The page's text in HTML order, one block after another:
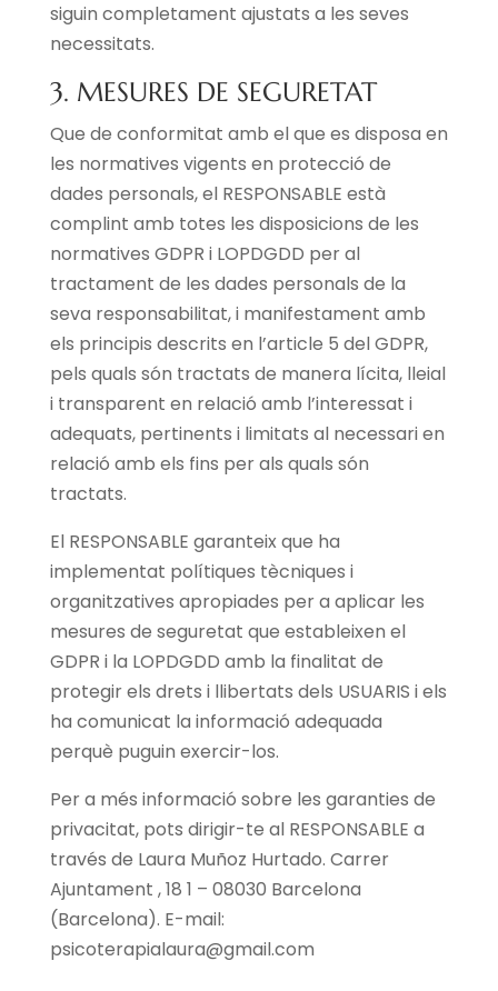
siguin completament ajustats a les seves
necessitats.
3. MESURES DE SEGURETAT
Que de conformitat amb el que es disposa en
les normatives vigents en protecció de
dades personals, el RESPONSABLE està
complint amb totes les disposicions de les
normatives GDPR i LOPDGDD per al
tractament de les dades personals de la
seva responsabilitat, i manifestament amb
els principis descrits en l’article 5 del GDPR,
pels quals són tractats de manera lícita, lleial
i transparent en relació amb l’interessat i
adequats, pertinents i limitats al necessari en
relació amb els fins per als quals són
tractats.
El RESPONSABLE garanteix que ha
implementat polítiques tècniques i
organitzatives apropiades per a aplicar les
mesures de seguretat que estableixen el
GDPR i la LOPDGDD amb la finalitat de
protegir els drets i llibertats dels USUARIS i els
ha comunicat la informació adequada
perquè puguin exercir-los.
Per a més informació sobre les garanties de
privacitat, pots dirigir-te al RESPONSABLE a
través de Laura Muñoz Hurtado. Carrer
Ajuntament , 18 1 – 08030 Barcelona
(Barcelona). E-mail:
psicoterapialaura@gmail.com